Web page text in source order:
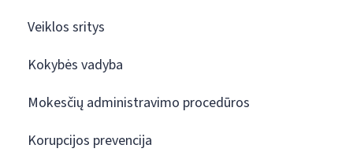
Veiklos sritys
Kokybės vadyba
Mokesčių administravimo procedūros
Korupcijos prevencija